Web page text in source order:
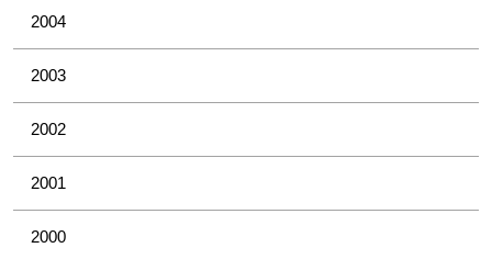
2004
2003
2002
2001
2000